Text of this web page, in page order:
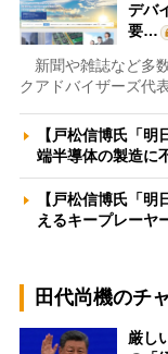
デバ
要…
新聞や雑誌など多
クアドバイザーズ代
【戸松信博氏「
端半導体の製造に
【戸松信博氏「
えるキープレー
田代尚機のチ
厳し